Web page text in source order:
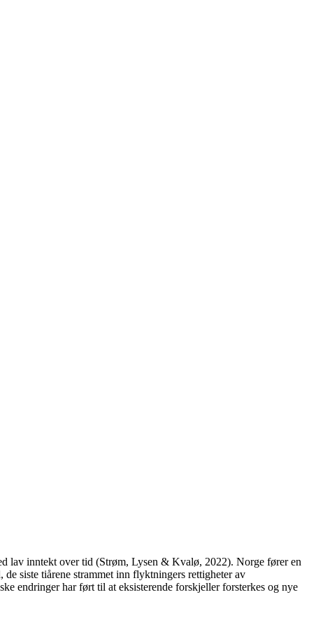
lav inntekt over tid (Strøm, Lysen & Kvalø, 2022). Norge fører en
siste tiårene strammet inn flyktningers rettigheter av
endringer har ført til at eksisterende forskjeller forsterkes og nye